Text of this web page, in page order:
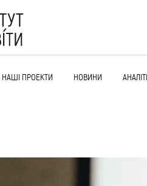
НАШІ ПРОЕКТИ НОВИНИ